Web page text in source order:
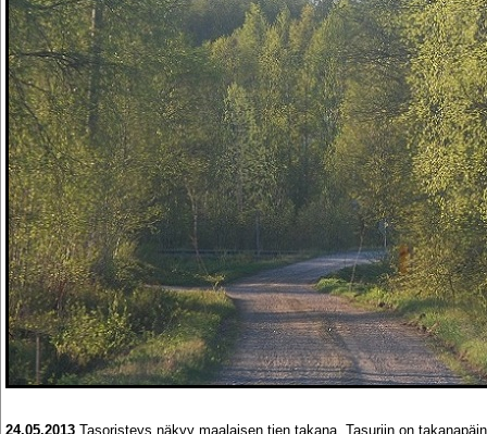
24.05.2013 Tasoristeys näkyy maalaisen tien takana. Tasuriin on